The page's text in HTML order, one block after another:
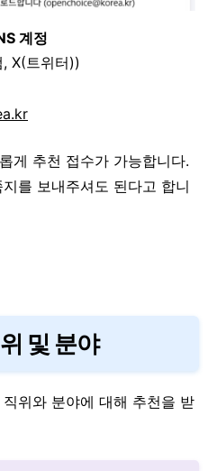
계정
X(트위터))
게 추천 접수가 가능합니다.
를 보내주셔도 된다고 합니
및 분야
위와 분야에 대해 추천을 받